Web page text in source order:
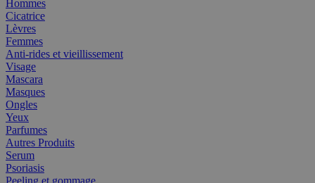
Hommes
Cicatrice
Lèvres
Femmes
Anti-rides et vieillissement
Visage
Mascara
Masques
Ongles
Yeux
Parfumes
Autres Produits
Serum
Psoriasis